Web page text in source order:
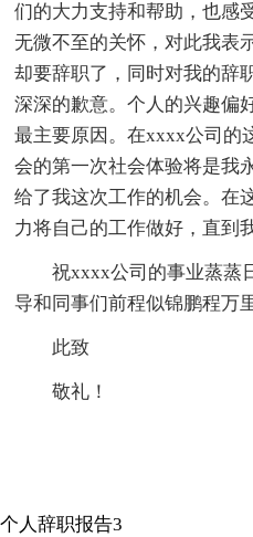
们的大力支持和帮助，也感
无微不至的关怀，对此我表
却要辞职了，同时对我的辞
深深的歉意。个人的兴趣偏
最主要原因。在xxxx公司的
会的第一次社会体验将是我
给了我这次工作的机会。在
力将自己的工作做好，直到
祝xxxx公司的事业蒸蒸
导和同事们前程似锦鹏程万
此致
敬礼！
个人辞职报告3